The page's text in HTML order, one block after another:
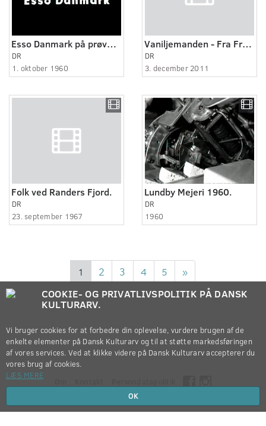
Esso Danmark på prøvetur
DR
1. oktober 1960
Vaniljemanden - Fra Fremmedlegion til Paradis
DR
3. december 2011
Folk ved Randers Fjord.
DR
23. september 1967
Lundby Mejeri 1960.
DR
1960
1 2 3 4 5 »
Copyright © 2012-2026
COOKIE- OG PRIVATLIVSPOLITIK PÅ DANSK
KULTURARV.
Vi bruger cookies for at forbedre din oplevelse, vurdere brugen af de
enkelte elementer på Dansk Kulturarv og til at støtte markedsføringen
af vores services. Ved at klikke videre på Dansk Kulturarv accepterer du
vores brug af cookies.
LÆS MERE
OK